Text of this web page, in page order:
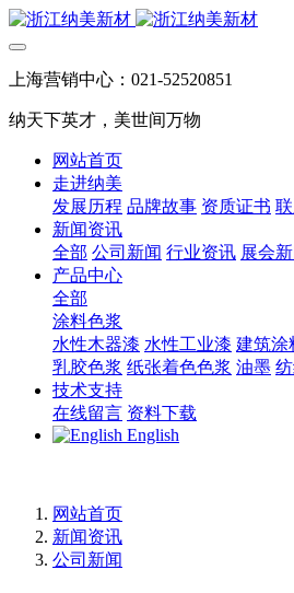
上海营销中心：021-52520851
纳天下英才，美世间万物
网站首页
走进纳美
发展历程 品牌故事 资质证书
新闻资讯
全部 公司新闻 行业资讯 展会
产品中心
全部
涂料色浆
水性木器漆 水性工业漆 建筑涂
乳胶色浆 纸张着色色浆 油墨
技术支持
在线留言 资料下载
English
网站首页
新闻资讯
公司新闻